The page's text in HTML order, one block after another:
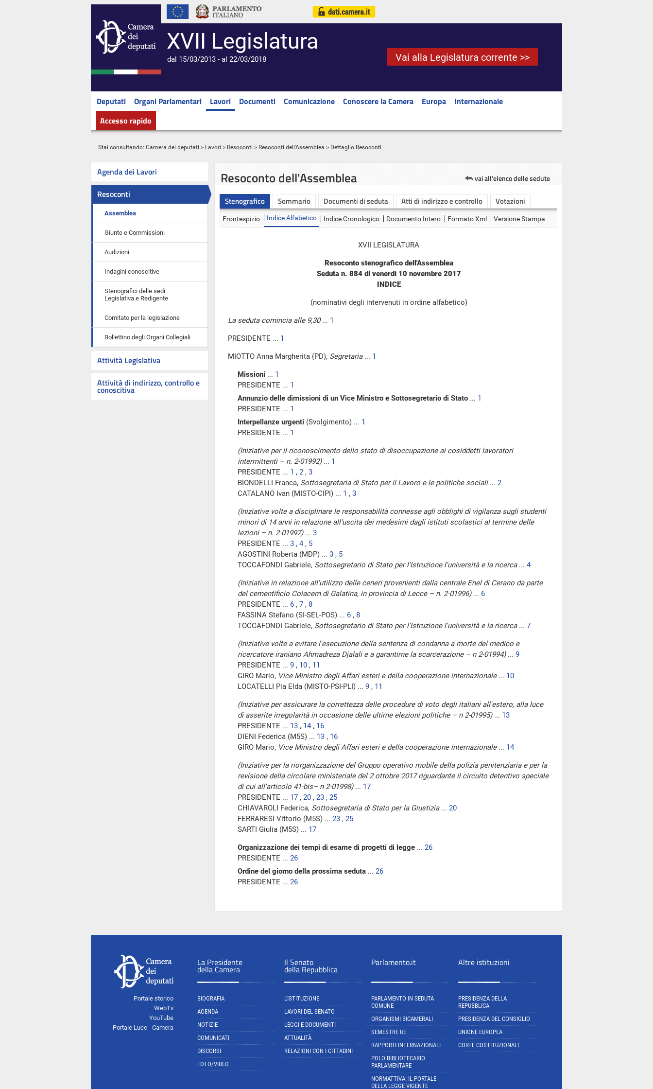
XVII Legislatura
dal 15/03/2013 - al 22/03/2018 Vai alla Legislatura corrente >>
Deputati Organi Parlamentari Lavori Documenti Comunicazione Conoscere la Camera Europa
Internazionale
Accesso rapido
Stai consultando: Camera dei deputati > Lavori > Resoconti > Resoconti dell'Assemblea > Dettaglio Resoconti
Agenda dei Lavori
Resoconti
Assemblea
Giunte e Commissioni
Audizioni
Indagini conoscitive
Stenografici delle sedi
Legislativa e Redigente
Comitato per la legislazione
Bollettino degli Organi Collegiali
Attività Legislativa
Attività di indirizzo, controllo e
conoscitiva
Resoconto dell'Assemblea vai all'elenco delle sedute
Stenografico Sommario Documenti di seduta Atti di indirizzo e controllo Votazioni
Frontespizio Indice Alfabetico Indice Cronologico Documento Intero Formato Xml Versione Stampa
XVII LEGISLATURA
Resoconto stenografico dell'Assemblea
Seduta n. 884 di venerdì 10 novembre 2017
INDICE
(nominativi degli intervenuti in ordine alfabetico)
La seduta comincia alle 9,30... 1
PRESIDENTE ... 1
MIOTTO Anna Margherita (PD), Segretaria... 1
Missioni ... 1
PRESIDENTE ... 1
Annunzio delle dimissioni di un Vice Ministro e Sottosegretario di Stato ... 1
PRESIDENTE ... 1
Interpellanze urgenti (Svolgimento) ... 1
PRESIDENTE ... 1
(Iniziative per il riconoscimento dello stato di disoccupazione ai cosiddetti lavoratori
intermittenti – n. 2-01992)... 1
PRESIDENTE ... 1 , 2 , 3
BIONDELLI Franca, Sottosegretaria di Stato per il Lavoro e le politiche sociali... 2
CATALANO Ivan (MISTO-CIPI) ... 1 , 3
(Iniziative volte a disciplinare le responsabilità connesse agli obblighi di vigilanza sugli studenti
minori di 14 anni in relazione all'uscita dei medesimi dagli istituti scolastici al termine delle
lezioni – n. 2-01997)... 3
PRESIDENTE ... 3 , 4 , 5
AGOSTINI Roberta (MDP) ... 3 , 5
TOCCAFONDI Gabriele, Sottosegretario di Stato per l'Istruzione l'università e la ricerca... 4
(Iniziative in relazione all'utilizzo delle ceneri provenienti dalla centrale Enel di Cerano da parte
del cementificio Colacem di Galatina, in provincia di Lecce – n. 2-01996)... 6
PRESIDENTE ... 6 , 7 , 8
FASSINA Stefano (SI-SEL-POS) ... 6 , 8
TOCCAFONDI Gabriele, Sottosegretario di Stato per l'Istruzione l'università e la ricerca... 7
(Iniziative volte a evitare l'esecuzione della sentenza di condanna a morte del medico e
ricercatore iraniano Ahmadreza Djalali e a garantirne la scarcerazione – n 2-01994)... 9
PRESIDENTE ... 9 , 10 , 11
GIRO Mario, Vice Ministro degli Affari esteri e della cooperazione internazionale... 10
LOCATELLI Pia Elda (MISTO-PSI-PLI) ... 9 , 11
(Iniziative per assicurare la correttezza delle procedure di voto degli italiani all'estero, alla luce
di asserite irregolarità in occasione delle ultime elezioni politiche – n 2-01995)... 13
PRESIDENTE ... 13 , 14 , 16
DIENI Federica (M5S) ... 13 , 16
GIRO Mario, Vice Ministro degli Affari esteri e della cooperazione internazionale... 14
(Iniziative per la riorganizzazione del Gruppo operativo mobile della polizia penitenziaria e per la
revisione della circolare ministeriale del 2 ottobre 2017 riguardante il circuito detentivo speciale
di cui all'articolo 41-bis– n 2-01998)... 17
PRESIDENTE ... 17 , 20 , 23 , 25
CHIAVAROLI Federica, Sottosegretaria di Stato per la Giustizia... 20
FERRARESI Vittorio (M5S) ... 23 , 25
SARTI Giulia (M5S) ... 17
Organizzazione dei tempi di esame di progetti di legge ... 26
PRESIDENTE ... 26
Ordine del giorno della prossima seduta ... 26
PRESIDENTE ... 26
Portale storico
WebTv
YouTube
Portale Luce - Camera
La Presidente
della Camera
BIOGRAFIA
AGENDA
NOTIZIE
COMUNICATI
DISCORSI
FOTO/VIDEO
Il Senato
della Repubblica
L'ISTITUZIONE
LAVORI DEL SENATO
LEGGI E DOCUMENTI
ATTUALITÀ
RELAZIONI CON I CITTADINI
Parlamento.it
PARLAMENTO IN SEDUTA
COMUNE
ORGANISMI BICAMERALI
SEMESTRE UE
RAPPORTI INTERNAZIONALI
POLO BIBLIOTECARIO
PARLAMENTARE
NORMATTIVA: IL PORTALE
DELLA LEGGE VIGENTE
Altre istituzioni
PRESIDENZA DELLA
REPUBBLICA
PRESIDENZA DEL CONSIGLIO
UNIONE EUROPEA
CORTE COSTITUZIONALE